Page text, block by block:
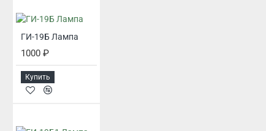
ГИ-19Б Лампа
1000 ₽
Купить